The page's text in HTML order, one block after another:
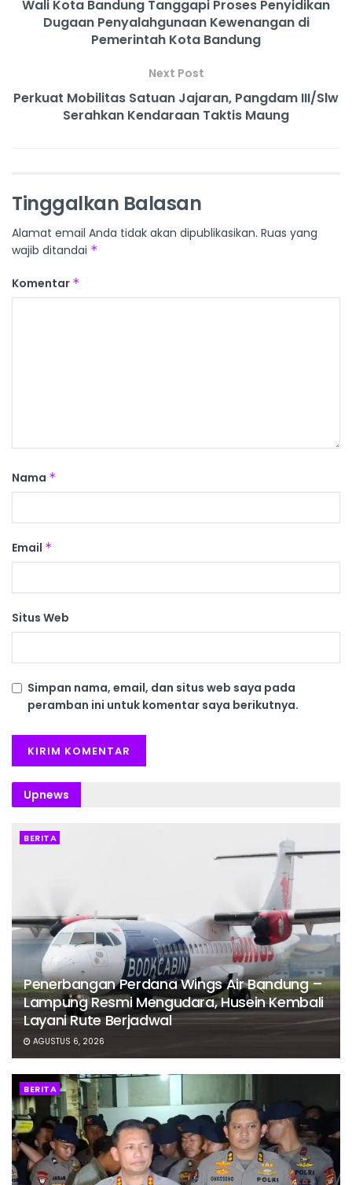
Wali Kota Bandung Tanggapi Proses Penyidikan
Dugaan Penyalahgunaan Kewenangan di
Pemerintah Kota Bandung
Next Post
Perkuat Mobilitas Satuan Jajaran, Pangdam III/Slw
Serahkan Kendaraan Taktis Maung
Tinggalkan Balasan
Alamat email Anda tidak akan dipublikasikan. Ruas yang
wajib ditandai *
Komentar *
Nama *
Email *
Situs Web
Simpan nama, email, dan situs web saya pada
peramban ini untuk komentar saya berikutnya.
Upnews
BERITA
Penerbangan Perdana Wings Air Bandung –
Lampung Resmi Mengudara, Husein Kembali
Layani Rute Berjadwal
AGUSTUS 6, 2026
BERITA